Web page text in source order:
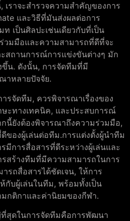
เราจะสำรวจความสำคัญของการ
และวิธีที่มันส่งผลต่อการ
เป็นศิลปะเช่นเดียวกับที่เป็น
มมือและความสามารถที่ดีที่จะ
สถานการณ์การแข่งขันต่างๆ มัก
ขึ้น. ดังนั้น, การจัดทีมที่มี
าหลายปัจจัย.
ารจัดทีม, ควรพิจารณาเรื่องของ
ะทางเทคนิค, และประสบการณ์
นี้ยังต้องพิจารณาถึงความร่วมมือ,
องผู้เล่นต่อทีม.การแต่งตั้งผู้นำทีม
การสื่อสารที่ดีระหว่างผู้เล่นและ
สร้างทีมที่มีความสามารถในการ
รถสื่อสารได้ชัดเจน, ให้การ
กับผู้เล่นในทีม, พร้อมทั้งเป็น
กติกาและค่านิยมของกีฬา.
สุดในการจัดทีมคือการพัฒนา